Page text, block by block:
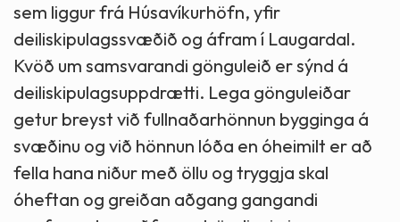
sem liggur frá Húsavíkurhöfn, yfir
deiliskipulagssvæðið og áfram í Laugardal.
Kvöð um samsvarandi gönguleið er sýnd á
deiliskipulagsuppdrætti. Lega gönguleiðar
getur breyst við fullnaðarhönnun bygginga á
svæðinu og við hönnun lóða en óheimilt er að
fella hana niður með öllu og tryggja skal
óheftan og greiðan aðgang gangandi